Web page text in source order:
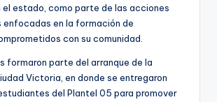
el estado, como parte de las acciones
en la formación de
con su comunidad.
formaron parte del arranque de la
Victoria, en donde se entregaron
del Plantel 05 para promover